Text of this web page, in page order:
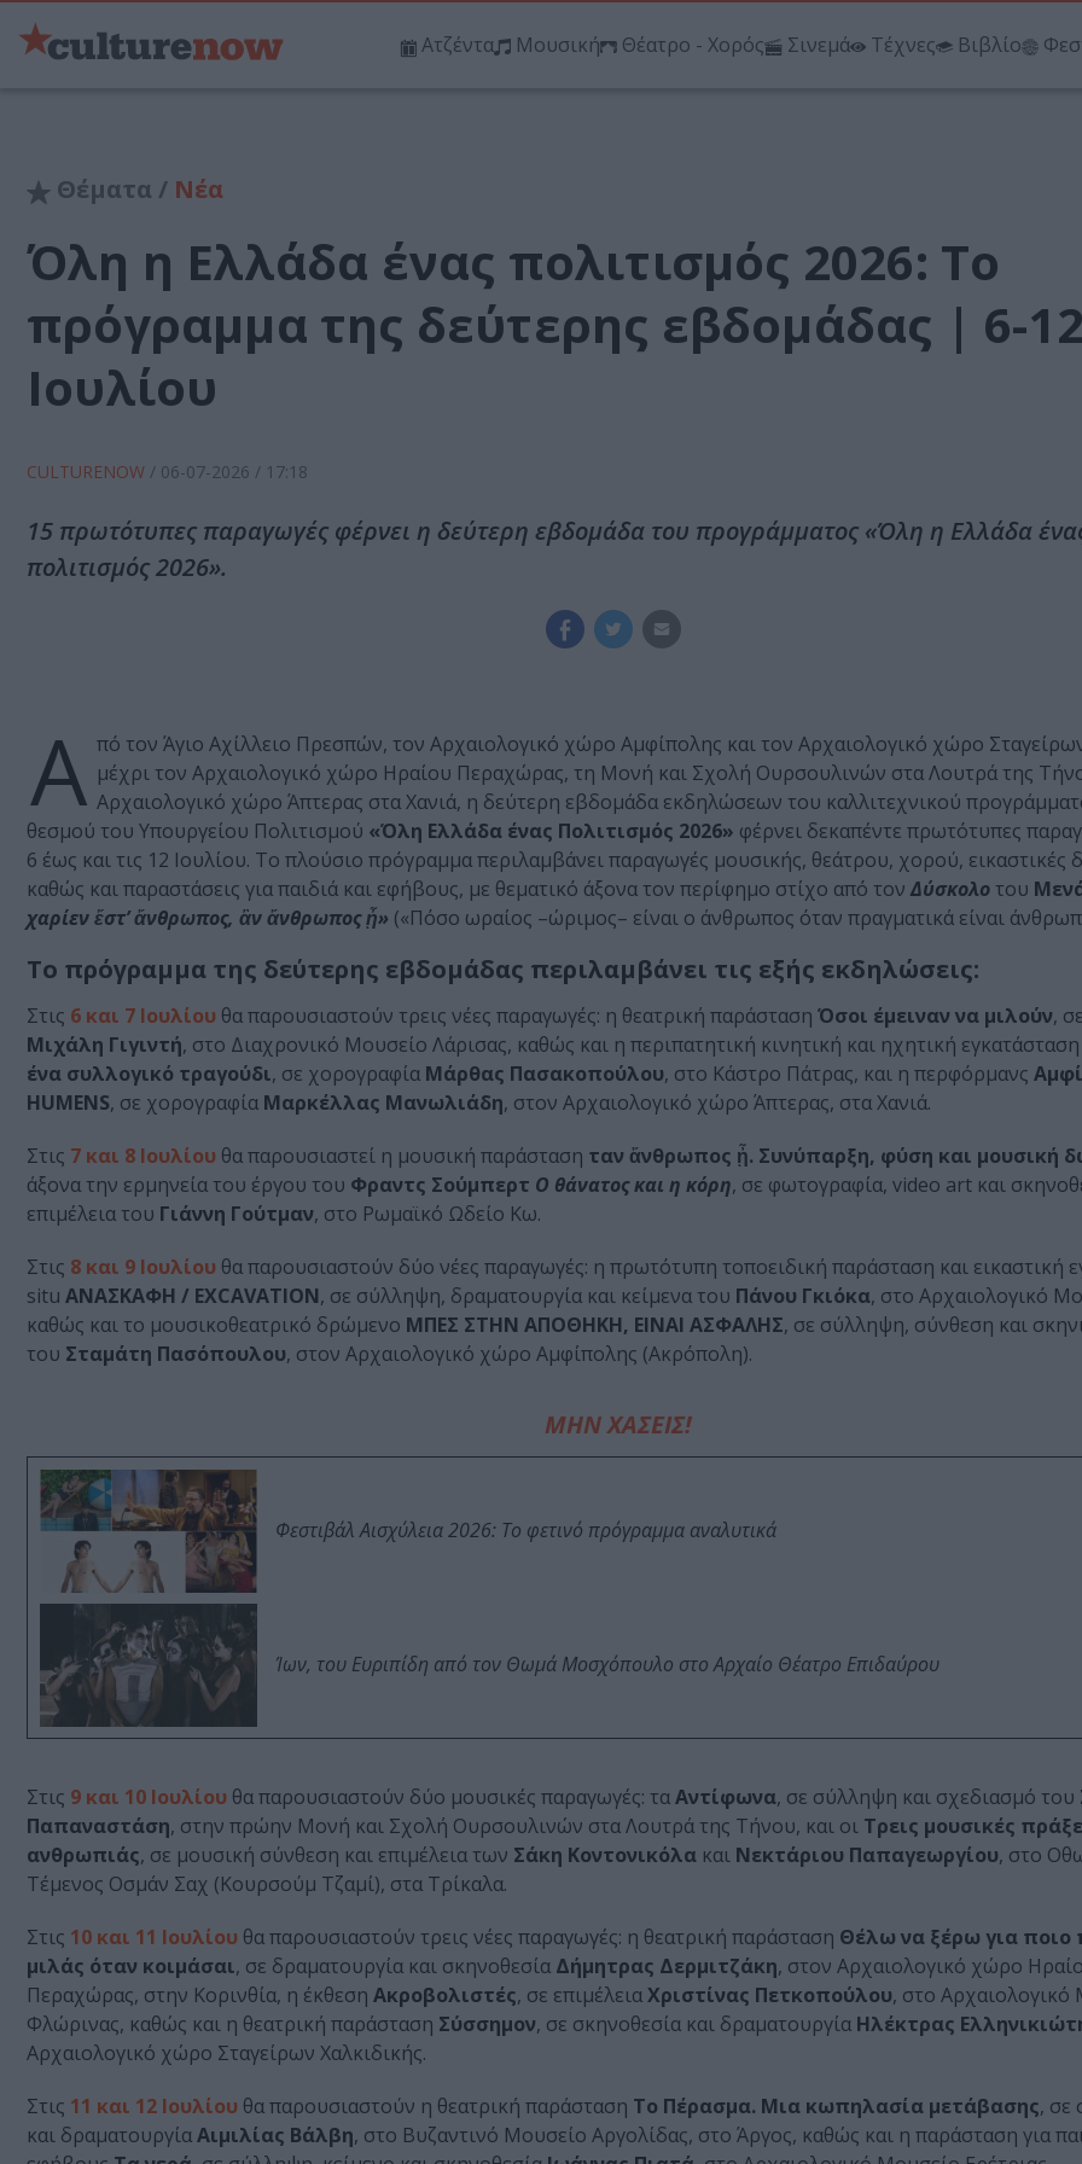
Ατζέντα Μουσική Θέατρο - Χορός Σινεμά Τέχνες Βιβλίο
Θέματα / Νέα
Όλη η Ελλάδα ένας πολιτισμός 2026: Το
πρόγραμμα της δεύτερης εβδομάδας | 6-
Ιουλίου
CULTURENOW / 06-07-2026 / 17:18
15 πρωτότυπες παραγωγές φέρνει η δεύτερη εβδομάδα του προγράμματος «Όλη η Ελλάδα
πολιτισμός 2026».
Α πό τον Άγιο Αχίλλειο Πρεσπών, τον Αρχαιολογικό χώρο Αμφίπολης και τον Αρχαιολογικό χώρο
μέχρι τον Αρχαιολογικό χώρο Ηραίου Περαχώρας, τη Μονή και Σχολή Ουρσουλινών στα Λουτρά της
Αρχαιολογικό χώρο Άπτερας στα Χανιά, η δεύτερη εβδομάδα εκδηλώσεων του καλλιτεχνικού
θεσμού του Υπουργείου Πολιτισμού «Όλη Ελλάδα ένας Πολιτισμός 2026» φέρνει δεκαπέντε πρωτότυπες
6 έως και τις 12 Ιουλίου. Το πλούσιο πρόγραμμα περιλαμβάνει παραγωγές μουσικής, θεάτρου, χορού, εικαστικές
καθώς και παραστάσεις για παιδιά και εφήβους, με θεματικό άξονα τον περίφημο στίχο από τον Δύσκολο του
χαρίεν ἔστ’ ἄνθρωπος, ἂν ἄνθρωπος ᾖ» («Πόσο ωραίος –ώριμος– είναι ο άνθρωπος όταν πραγματικά είναι
Το πρόγραμμα της δεύτερης εβδομάδας περιλαμβάνει τις εξής εκδηλώσεις:
Στις 6 και 7 Ιουλίου θα παρουσιαστούν τρεις νέες παραγωγές: η θεατρική παράσταση Όσοι έμειναν να μιλούν,
Μιχάλη Γιγιντή, στο Διαχρονικό Μουσείο Λάρισας, καθώς και η περιπατητική κινητική και ηχητική
ένα συλλογικό τραγούδι, σε χορογραφία Μάρθας Πασακοπούλου, στο Κάστρο Πάτρας, και η περφόρμανς
HUMENS, σε χορογραφία Μαρκέλλας Μανωλιάδη, στον Αρχαιολογικό χώρο Άπτερας, στα Χανιά.
Στις 7 και 8 Ιουλίου θα παρουσιαστεί η μουσική παράσταση Ὅταν ἄνθρωπος ᾖ. Συνύπαρξη, φύση και μουσική
άξονα την ερμηνεία του έργου του Φραντς Σούμπερτ Ο θάνατος και η κόρη, σε φωτογραφία, video art και
επιμέλεια του Γιάννη Γούτμαν, στο Ρωμαϊκό Ωδείο Κω.
Στις 8 και 9 Ιουλίου θα παρουσιαστούν δύο νέες παραγωγές: η πρωτότυπη τοποειδική παράσταση και εικαστική
situ ΑΝΑΣΚΑΦΗ / EXCAVATION, σε σύλληψη, δραματουργία και κείμενα του Πάνου Γκιόκα, στο Αρχαιολογικό
καθώς και το μουσικοθεατρικό δρώμενο ΜΠΕΣ ΣΤΗΝ ΑΠΟΘΗΚΗ, ΕΙΝΑΙ ΑΣΦΑΛΗΣ, σε σύλληψη, σύνθεση και
του Σταμάτη Πασόπουλου, στον Αρχαιολογικό χώρο Αμφίπολης (Ακρόπολη).
ΜΗΝ ΧΑΣΕΙΣ!
Φεστιβάλ Αισχύλεια 2026: Το φετινό πρόγραμμα αναλυτικά
Ίων, του Ευριπίδη από τον Θωμά Μοσχόπουλο στο Αρχαίο Θέατρο Επιδαύρου
Στις 9 και 10 Ιουλίου θα παρουσιαστούν δύο μουσικές παραγωγές: ταΑντίφωνα, σε σύλληψη και σχεδιασμό του
Παπαναστάση, στην πρώην Μονή και Σχολή Ουρσουλινών στα Λουτρά της Τήνου, και οι Τρεις μουσικές
ανθρωπιάς, σε μουσική σύνθεση και επιμέλεια των Σάκη Κοντονικόλα και Νεκτάριου Παπαγεωργίου, στο
Τέμενος Οσμάν Σαχ (Κουρσούμ Τζαμί), στα Τρίκαλα.
Στις 10 και 11 Ιουλίου θα παρουσιαστούν τρεις νέες παραγωγές: η θεατρική παράσταση Θέλω να ξέρω για ποιο
μιλάς όταν κοιμάσαι, σε δραματουργία και σκηνοθεσία Δήμητρας Δερμιτζάκη, στον Αρχαιολογικό χώρο
Περαχώρας, στην Κορινθία, η έκθεση Ακροβολιστές, σε επιμέλειαΧριστίνας Πετκοπούλου, στο Αρχαιολογικό
Φλώρινας, καθώς και η θεατρική παράσταση Σύσσημον, σε σκηνοθεσία και δραματουργία Ηλέκτρας
Αρχαιολογικό χώρο Σταγείρων Χαλκιδικής.
Στις 11 και 12 Ιουλίου θα παρουσιαστούν η θεατρική παράσταση Το Πέρασμα. Μια κωπηλασία μετάβασης, σε
και δραματουργίαΑιμιλίας Βάλβη, στο Βυζαντινό Μουσείο Αργολίδας, στο Άργος, καθώς και η παράσταση για